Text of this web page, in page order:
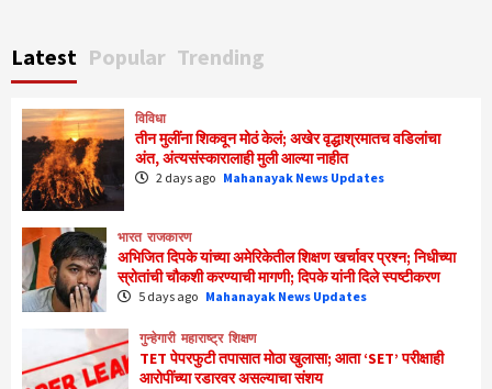
Latest Popular Trending
विविधा
तीन मुलींना शिकवून मोठं केलं; अखेर वृद्धाश्रमातच वडिलांचा
अंत, अंत्यसंस्कारालाही मुली आल्या नाहीत
2 days ago Mahanayak News Updates
भारत राजकारण
अभिजित दिपके यांच्या अमेरिकेतील शिक्षण खर्चावर प्रश्न; निधीच्या
स्रोतांची चौकशी करण्याची मागणी; दिपके यांनी दिले स्पष्टीकरण
5 days ago Mahanayak News Updates
गुन्हेगारी महाराष्ट्र शिक्षण
TET पेपरफुटी तपासात मोठा खुलासा; आता ‘SET’ परीक्षाही
आरोपींच्या रडारवर असल्याचा संशय